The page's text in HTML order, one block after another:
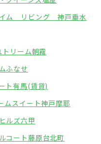
ム リビング 神戸垂水
トリーム朝霧
ふなせ
ト有馬(賃貸)
ムスイート神戸摩耶
ルズ六甲
コート藤原台北町